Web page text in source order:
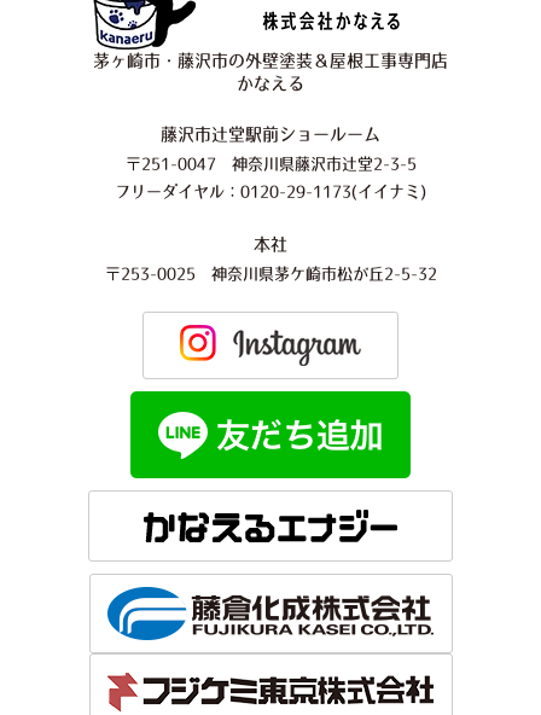
茅ヶ崎市・藤沢市の外壁塗装＆屋根工事専門店
かなえる
藤沢市辻堂駅前ショールーム
〒251-0047 神奈川県藤沢市辻堂2-3-5
フリーダイヤル：0120-29-1173(イイナミ)
本社
〒253-0025 神奈川県茅ケ崎市松が丘2-5-32